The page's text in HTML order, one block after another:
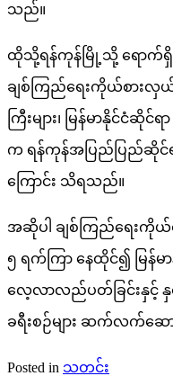
သည်။
ထိုသို့ရန်ကုန်မြို့သို့ ​ရောက်
ချစ်ကြည်​ရေးကိုယ်စားလှ
ကြီးများ၊ မြန်မာနိုင်ငံဆို
က ရန်ကုန်အပြည်ပြည်ဆို
ကြောင်း သိရသည်။
အဆိုပါ ချစ်ကြည်ရေး
၅ ရက်ကြာ နေထိုင်၍ မြန်မ
လေ့လာလည်ပတ်ခြင်းနှင့် နှ
ခရီးစဉ်များ ဆက်လက်ဆေ
Posted in သတင်း